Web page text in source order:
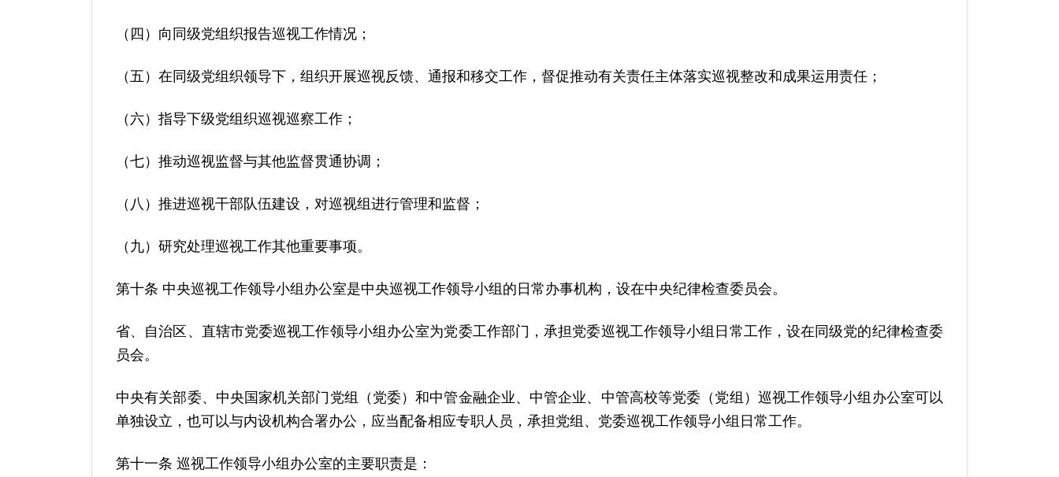
（四）向同级党组织报告巡视工作情况；
（五）在同级党组织领导下，组织开展巡视反馈、通报和移交工作，督促推动有关责任主体落实巡视整改和成果运用责任；
（六）指导下级党组织巡视巡察工作；
（七）推动巡视监督与其他监督贯通协调；
（八）推进巡视干部队伍建设，对巡视组进行管理和监督；
（九）研究处理巡视工作其他重要事项。
第十条 中央巡视工作领导小组办公室是中央巡视工作领导小组的日常办事机构，设在中央纪律检查委员会。
省、自治区、直辖市党委巡视工作领导小组办公室为党委工作部门，承担党委巡视工作领导小组日常工作，设在同级党的纪律检查委
员会。
中央有关部委、中央国家机关部门党组（党委）和中管金融企业、中管企业、中管高校等党委（党组）巡视工作领导小组办公室可以
单独设立，也可以与内设机构合署办公，应当配备相应专职人员，承担党组、党委巡视工作领导小组日常工作。
第十一条 巡视工作领导小组办公室的主要职责是：